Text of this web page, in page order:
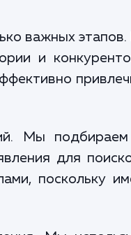
важных
и
Мы
для
поскольку